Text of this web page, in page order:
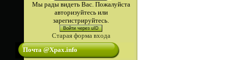
Мы рады видеть Вас. Пожалуйста
авторизуйтесь или
зарегистрируйтесь.
Войти через uID
Старая форма входа
Почта @Xpax.info